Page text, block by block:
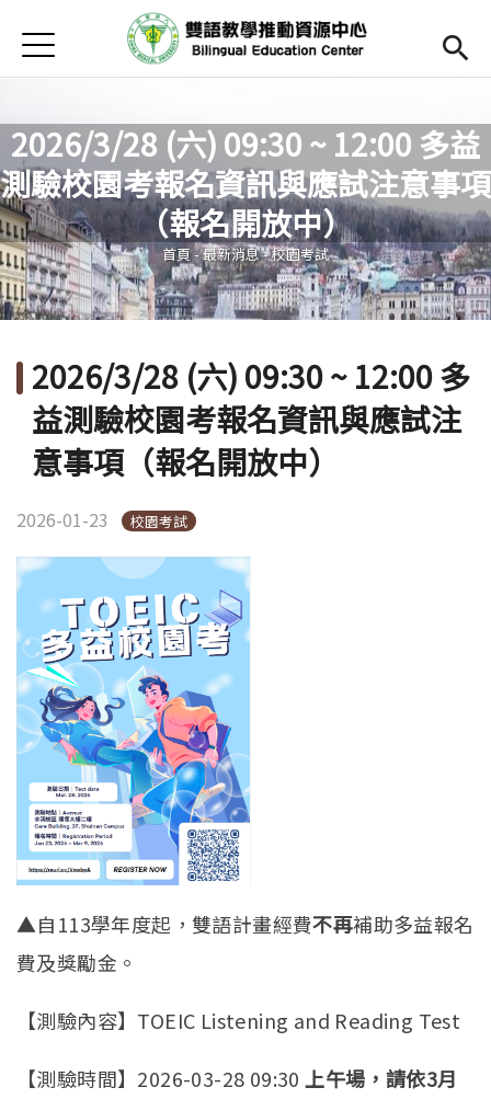
首頁
Open submenu (關於中心)
關於中心
最新消息
Open submenu (教師專區)
教師專區
Open submenu (學生專區)
學生專區
Open submenu (語文研習與活動)
語文研習與活動
English(link is external)
Jump to Navigation
Jump to Main content
2026/3/28 (六) 09:30 ~ 12:00 多益
測驗校園考報名資訊與應試注意事項
（報名開放中）
您在這裡
首頁 -最新消息-校園考試
2026/3/28 (六) 09:30 ~ 12:00 多
益測驗校園考報名資訊與應試注
意事項（報名開放中）
2026-01-23 校園考試
▲自113學年度起，雙語計畫經費不再補助多益報名
費及獎勵金。
【測驗內容】TOEIC Listening and Reading Test
【測驗時間】2026-03-28 09:30上午場，請依3月